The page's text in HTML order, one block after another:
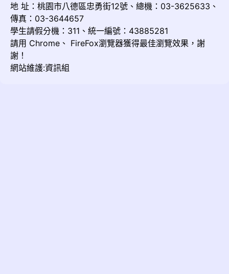
地 址：桃園市八德區忠勇街12號、總機：03-3625633、
傳真：03-3644657
學生請假分機：311、統一編號：43885281
請用 Chrome 、 FireFox瀏覽器獲得最佳瀏覽效果，謝
謝！
網站維護:資訊組